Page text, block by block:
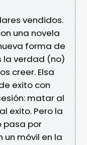
vendidos.
una novela
forma de
la verdad (no)
creer. Elsa
exito con
matar al
exito. Pero la
pasa por
móvil en la